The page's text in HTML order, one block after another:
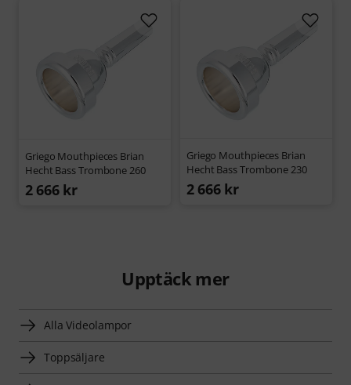
Griego Mouthpieces Brian
Hecht Bass Trombone 260
2 666 kr
Griego Mouthpieces Brian
Hecht Bass Trombone 230
2 666 kr
Upptäck mer
Alla Videolampor
Toppsäljare